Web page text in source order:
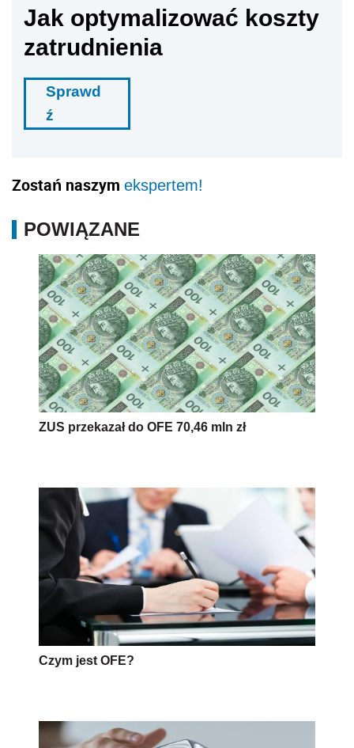
Jak optymalizować koszty
zatrudnienia
Sprawd
ź
Zostań naszym ekspertem!
POWIĄZANE
ZUS przekazał do OFE 70,46 mln zł
Czym jest OFE?